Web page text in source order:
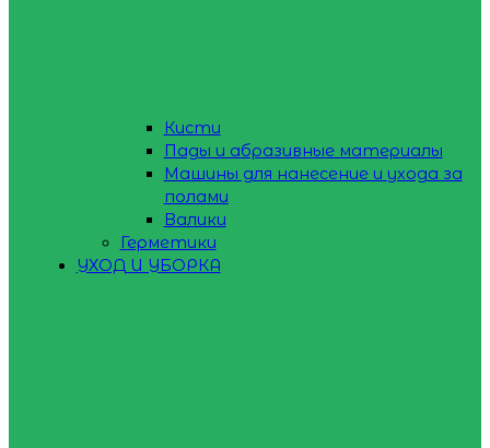
Кисти
Пады и абразивные материалы
Машины для нанесение и ухода за
полами
Валики
Герметики
УХОД И УБОРКА